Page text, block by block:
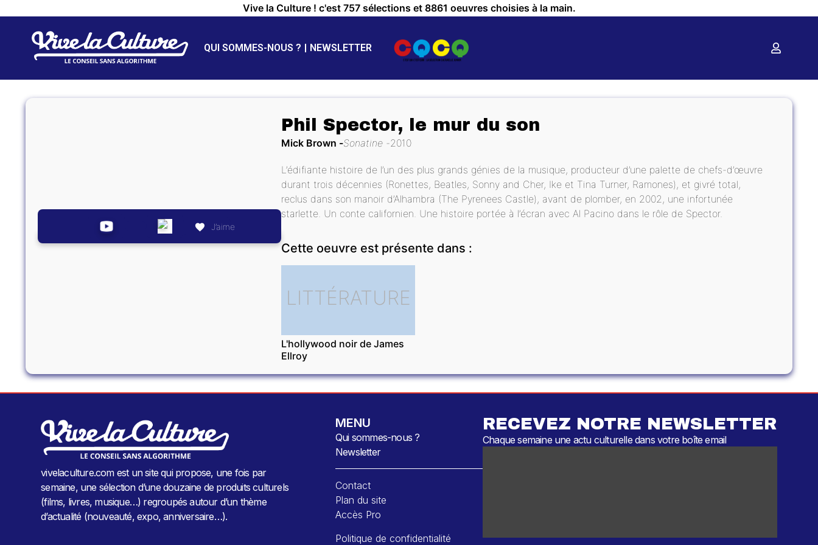
Vive la Culture ! c'est 757 sélections et 8861 oeuvres choisies à la main.
QUI SOMMES-NOUS ? NEWSLETTER
J’aime
Phil Spector, le mur du son
Mick Brown Sonatine 2010
L’édifiante histoire de l’un des plus grands génies de la musique, producteur d’une palette de chefs-d’œuvre
durant trois décennies (Ronettes, Beatles, Sonny and Cher, Ike et Tina Turner, Ramones), et givré total,
reclus dans son manoir d’Alhambra (The Pyrenees Castle), avant de plomber, en 2002, une infortunée
starlette. Un conte californien. Une histoire portée à l’écran avec Al Pacino dans le rôle de Spector.
Cette oeuvre est présente dans :
LITTÉRATURE
L'hollywood noir de James
Ellroy
vivelaculture.com est un site qui propose, une fois par
semaine, une sélection d’une douzaine de produits culturels
(films, livres, musique…) regroupés autour d’un thème
d’actualité (nouveauté, expo, anniversaire…).
MENU
Qui sommes-nous ?
Newsletter
Contact
Plan du site
Accès Pro
Politique de confidentialité
RECEVEZ NOTRE NEWSLETTER
Chaque semaine une actu culturelle dans votre boîte email